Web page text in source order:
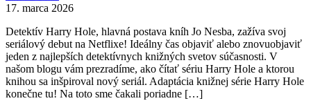
17. marca 2026
Detektív Harry Hole, hlavná postava kníh Jo Nesba, zažíva svoj
seriálový debut na Netflixe! Ideálny čas objaviť alebo znovuobjaviť
jeden z najlepších detektívnych knižných svetov súčasnosti. V
našom blogu vám prezradíme, ako čítať sériu Harry Hole a ktorou
knihou sa inšpiroval nový seriál. Adaptácia knižnej série Harry Hole
konečne tu! Na toto sme čakali poriadne […]